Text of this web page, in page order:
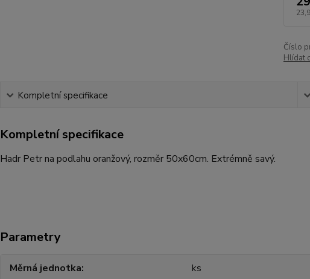
Číslo
Hlídat
Kompletní specifikace
Kompletní specifikace
Hadr Petr na podlahu oranžový, rozměr 50x60cm. Extrémně savý.
Parametry
Měrná jednotka ks